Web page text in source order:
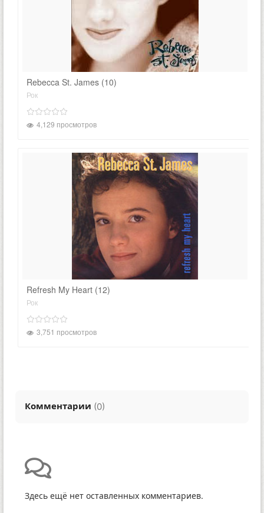
Rebecca St. James (10)
Рок
4,129 просмотров
Refresh My Heart (12)
Рок
3,751 просмотров
Комментарии (0)
Здесь ещё нет оставленных комментариев.